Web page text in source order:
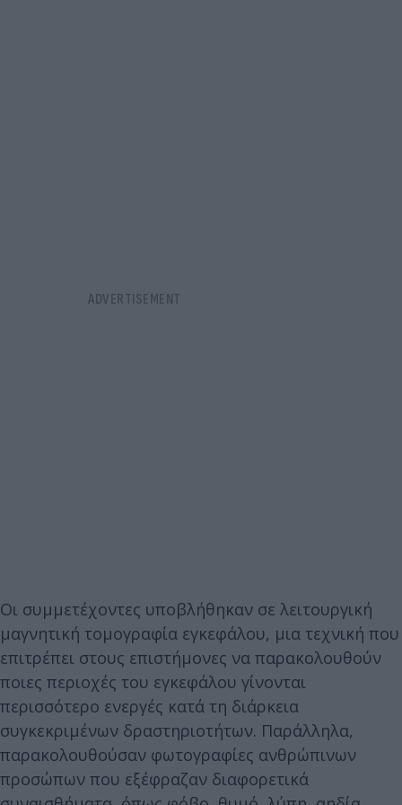
Οι συμμετέχοντες υποβλήθηκαν σε λειτουργική
μαγνητική τομογραφία εγκεφάλου, μια τεχνική που
επιτρέπει στους επιστήμονες να παρακολουθούν
ποιες περιοχές του εγκεφάλου γίνονται
περισσότερο ενεργές κατά τη διάρκεια
συγκεκριμένων δραστηριοτήτων. Παράλληλα,
παρακολουθούσαν φωτογραφίες ανθρώπινων
προσώπων που εξέφραζαν διαφορετικά